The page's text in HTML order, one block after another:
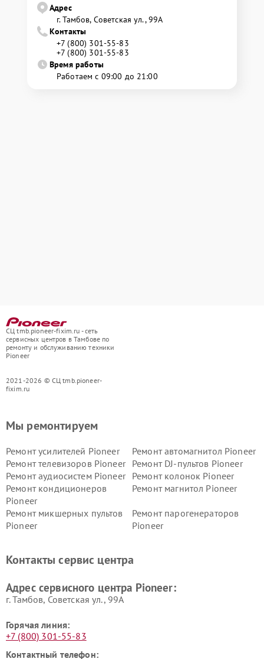
Адрес
г. Тамбов, Советская ул., 99А
Контакты
+7 (800) 301-55-83
+7 (800) 301-55-83
Время работы
Работаем с 09:00 до 21:00
СЦ tmb.pioneer-fixim.ru - сеть
сервисных центров в Тамбове по
ремонту и обслуживанию техники
Pioneer
2021-2026 © СЦ tmb.pioneer-
fixim.ru
Мы ремонтируем
Ремонт усилителей Pioneer
Ремонт автомагнитол Pioneer
Ремонт телевизоров Pioneer
Ремонт DJ-пультов Pioneer
Ремонт аудиосистем Pioneer
Ремонт колонок Pioneer
Ремонт кондиционеров
Pioneer
Ремонт магнитол Pioneer
Ремонт микшерных пультов
Pioneer
Ремонт парогенераторов
Pioneer
Контакты сервис центра
Адрес сервисного центра Pioneer:
г. Тамбов, Советская ул., 99А
Горячая линия:
+7 (800) 301-55-83
Контактный телефон: